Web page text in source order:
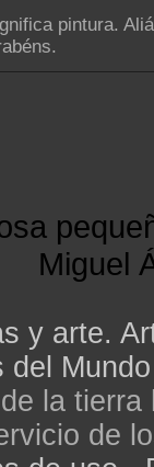
pintura.
Miguel
y arte.
del Mundo
la
de